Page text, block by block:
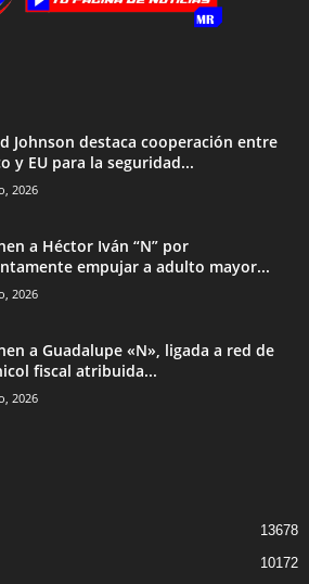
Johnson destaca cooperación entre
y EU para la seguridad...
2026
a Héctor Iván “N” por
empujar a adulto mayor...
2026
a Guadalupe «N», ligada a red de
fiscal atribuida...
2026
13678
10172